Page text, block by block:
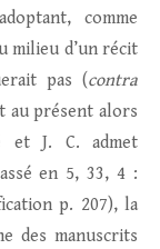
comme
milieu d’un récit
pas (contra
au présent alors
et J. C. admet
en 5, 33, 4 :
p. 207), la
des manuscrits